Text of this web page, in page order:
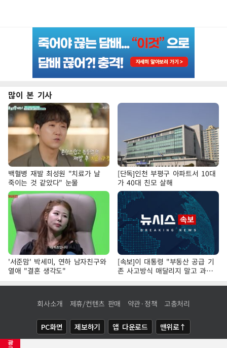
광
많이 본 기사
백혈병 재발 최성원 "치료가 날
죽이는 것 같았다" 눈물
[단독]인천 부평구 아파트서 10대
가 40대 친모 살해
'서준맘' 박세미, 연하 남자친구와
열애 "결혼 생각도"
[속보]이 대통령 "부동산 공급 기
존 사고방식 매달리지 말고 과감
히 실천"
회사소개 제휴/컨텐츠 판매 약관·정책 고충처리
PC화면 제보하기 앱 다운로드 맨위로↑